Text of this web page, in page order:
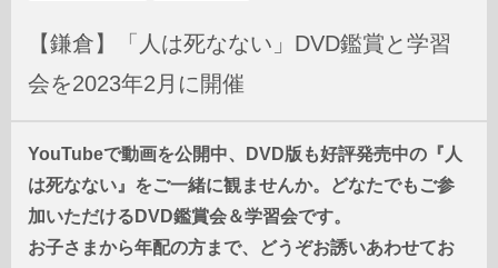
【鎌倉】「人は死なない」DVD鑑賞と学習
会を2023年2月に開催
YouTubeで動画を公開中、DVD版も好評発売中の『人
は死なない』をご一緒に観ませんか。
どなたでもご参
加いただけるDVD鑑賞会＆学習会です。
お子さまから年配の方まで、どうぞお誘いあわせてお